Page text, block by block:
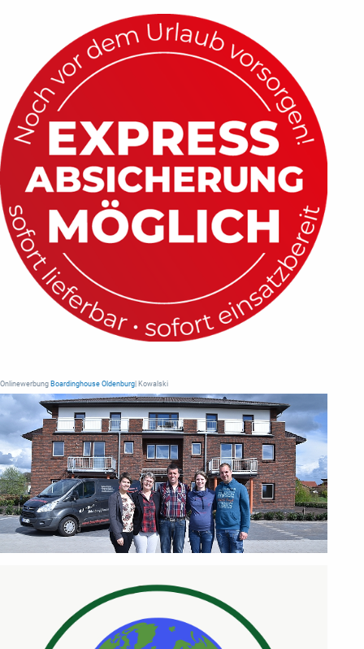
Onlinewerbung Boardinghouse Oldenburg | Kowalski